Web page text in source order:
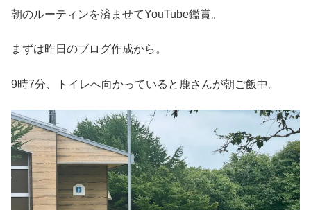
朝のルーティンを済ませてYouTube鑑賞。
まずは昨日のブログ作成から。
9時7分、トイレへ向かっていると鹿さんが朝ご飯中。